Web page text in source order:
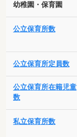
幼稚園・保育園
公立保育所数
公立保育所定員数
公立保育所在籍児童
数
私立保育所数